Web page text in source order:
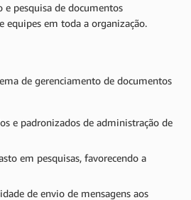
e pesquisa de documentos
equipes em toda a organização.
de gerenciamento de documentos
e padronizados de administração de
em pesquisas, favorecendo a
de envio de mensagens aos